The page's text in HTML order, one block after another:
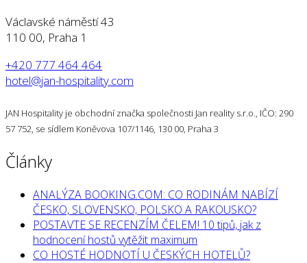
Václavské náměstí 43
110 00, Praha 1
+420 777 464 464
hotel@jan-hospitality.com
JAN Hospitality je obchodní značka společnosti Jan reality s.r.o., IČO: 290
57 752, se sídlem Koněvova 107/1146, 130 00, Praha 3
Články
ANALÝZA BOOKING.COM: CO RODINÁM NABÍZÍ
ČESKO, SLOVENSKO, POLSKO A RAKOUSKO?
POSTAVTE SE RECENZÍM ČELEM! 10 tipů, jak z
hodnocení hostů vytěžit maximum
CO HOSTÉ HODNOTÍ U ČESKÝCH HOTELŮ?